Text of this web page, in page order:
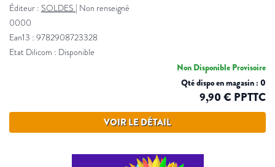
Éditeur : SOLDES | Non renseigné
0000
Ean13 : 9782908723328
Etat Dilicom : Disponible
Non Disponible Provisoire
Qté dispo en magasin : 0
9,90 € PPTTC
VOIR LE DÉTAIL